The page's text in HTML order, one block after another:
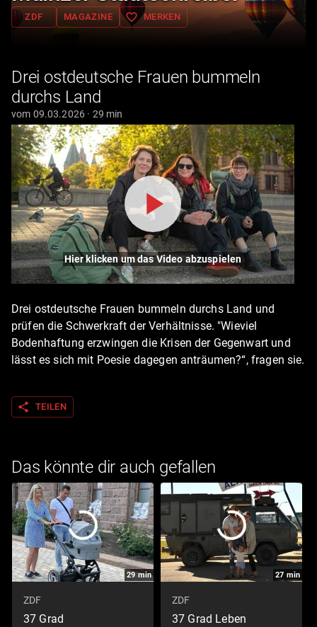
ZDF MAGAZINE favorite_border MERKEN
Drei ostdeutsche Frauen bummeln
durchs Land
vom 09.03.2026 · 29 min
Hier klicken um das Video abzuspielen
Drei ostdeutsche Frauen bummeln durchs Land und
prüfen die Schwerkraft der Verhältnisse. "Wieviel
Bodenhaftung erzwingen die Krisen der Gegenwart und
lässt es sich mit Poesie dagegen anträumen?“, fragen sie.
share TEILEN
Das könnte dir auch gefallen
29 min
ZDF
37 Grad
27 min
ZDF
37 Grad Leben